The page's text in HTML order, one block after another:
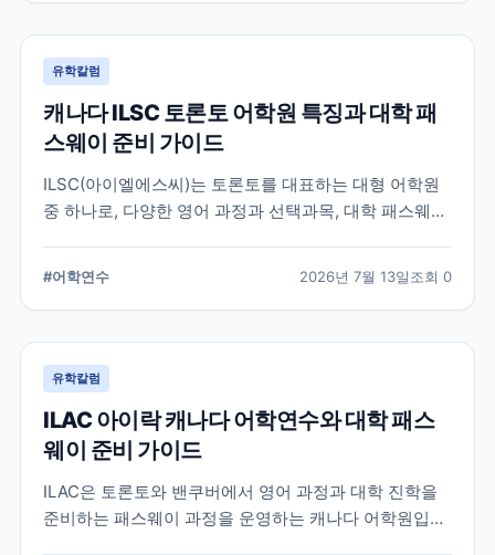
유학칼럼
캐나다 ILSC 토론토 어학원 특징과 대학 패
스웨이 준비 가이드
ILSC(아이엘에스씨)는 토론토를 대표하는 대형 어학원
중 하나로, 다양한 영어 과정과 선택과목, 대학 패스웨이
해야 할 주요 특징과 준비 사항을 정리했습니다.
#어학연수 2026년 7월 13일조회 0
유학칼럼
ILAC 아이락 캐나다 어학연수와 대학 패스
웨이 준비 가이드
ILAC은 토론토와 밴쿠버에서 영어 과정과 대학 진학을
준비하는 패스웨이 과정을 운영하는 캐나다 어학원입니